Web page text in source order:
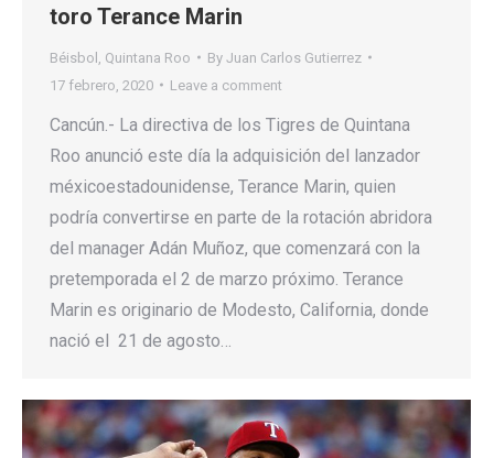
toro Terance Marin
Béisbol Quintana Roo By Juan Carlos Gutierrez
17 febrero, 2020
Leave a comment
Cancún.- La directiva de los Tigres de Quintana
Roo anunció este día la adquisición del lanzador
méxicoestadounidense, Terance Marin, quien
podría convertirse en parte de la rotación abridora
del manager Adán Muñoz, que comenzará con la
pretemporada el 2 de marzo próximo. Terance
Marin es originario de Modesto, California, donde
nació el 21 de agosto…